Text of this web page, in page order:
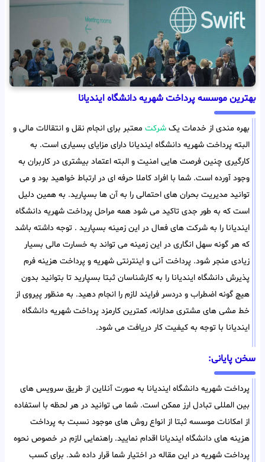
بهترین موسسه پرداخت شهریه دانشگاه ایندیانا
بهره مندی از خدمات یک شرکت معتبر برای انجام نقل و انتقالات مالی و
البته پرداخت شهریه دانشگاه ایندیانا دارای مزایای بسیاری است. به
کارگیری چنین فرصت هایی امنیت و البته اعتماد بیشتری در کاربران به
وجود آورده است. شما با افراد کاملا حرفه ای در ارتباط خواهید بود و می
توانید مدیریت بحران های احتمالی را به آن ها بسپارید. به همین دلیل
است که به طور جدی تاکید می شود همه مراحل پرداخت شهریه دانشگاه
ایندیانا را به شرکت های فعال در این زمینه بسپارید . توجه داشته باشد
که هر گونه سهل انگاری در این زمینه می تواند به خسارت مالی بسیار
زیادی منجر شود. پرداخت آنی و اینترنتی شهریه و پرداخت هزینه فرم
پذیرش دانشگاه ایندیانا را به کارشناسان ثبتا بسپارید تا بتوانید بدون
هیچ گونه اضطراب و دردسر فرایند لازم را انجام دهید. به منظور پیروی از
خط مشی های مشتری مدارانه، کمترین کارمزد پرداخت شهریه دانشگاه
ایندیانا با توجه به کیفیت کار دریافت می شود.
سخن پایانی:
پرداخت شهریه دانشگاه ایندیانا به صورت آنلاین از طریق سرویس های
بین المللی تبادل ارز ممکن است. شما می توانید در هر لحظه با استفاده
از امکانات موسسه ثبتا از انواع روش های موجود نسبت به پرداخت
هزینه های دانشگاه ایندیانا اقدام نمایید. راهنمایی لازم در خصوص نحوه
پرداخت شهریه در این مقاله در اختیار شما قرار داده شد. برای کسب